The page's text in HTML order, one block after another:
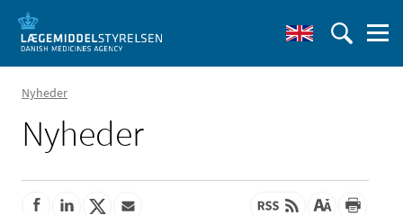
Nyheder
Nyheder